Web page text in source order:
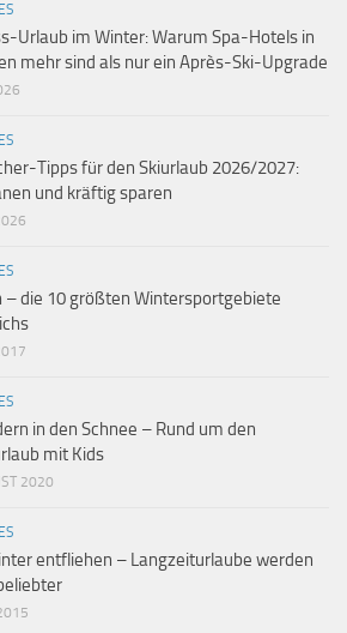
Urlaub im Winter: Warum Spa-Hotels in
mehr sind als nur ein Après-Ski-Upgrade
Tipps für den Skiurlaub 2026/2027:
und kräftig sparen
– die 10 größten Wintersportgebiete
in den Schnee – Rund um den
mit Kids
2020
entfliehen – Langzeiturlaube werden